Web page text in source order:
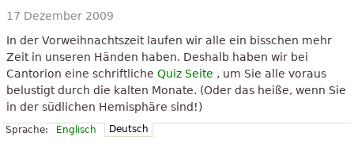
17 Dezember 2009
In der Vorweihnachtszeit laufen wir alle ein bisschen mehr
Zeit in unseren Händen haben. Deshalb haben wir bei
Cantorion eine schriftliche Quiz Seite , um Sie alle voraus
belustigt durch die kalten Monate. (Oder das heiße, wenn Sie
in der südlichen Hemisphäre sind!)
Sprache: Englisch Deutsch